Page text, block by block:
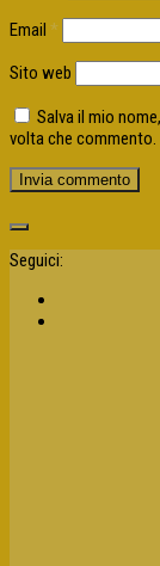
Email *
Sito web
Salva il mio
volta che commento.
Seguici: